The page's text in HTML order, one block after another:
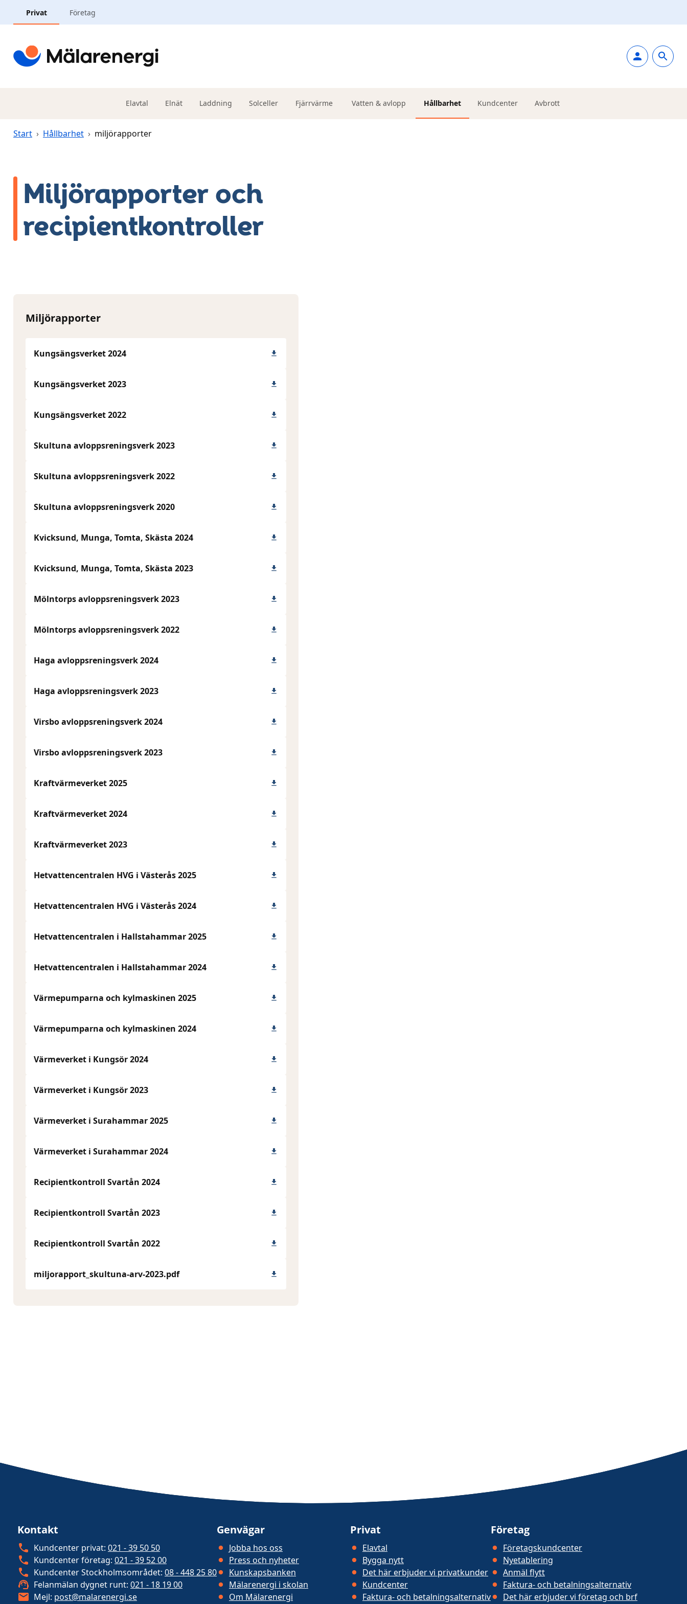
Privat Företag
Elavtal Elnät Laddning Solceller Fjärrvärme Vatten & avlopp Hållbarhet Kundcenter Avbrott
Start › Hållbarhet › miljörapporter
Miljörapporter och
recipientkontroller
Miljörapporter
Kungsängsverket 2024
Kungsängsverket 2023
Kungsängsverket 2022
Skultuna avloppsreningsverk 2023
Skultuna avloppsreningsverk 2022
Skultuna avloppsreningsverk 2020
Kvicksund, Munga, Tomta, Skästa 2024
Kvicksund, Munga, Tomta, Skästa 2023
Mölntorps avloppsreningsverk 2023
Mölntorps avloppsreningsverk 2022
Haga avloppsreningsverk 2024
Haga avloppsreningsverk 2023
Virsbo avloppsreningsverk 2024
Virsbo avloppsreningsverk 2023
Kraftvärmeverket 2025
Kraftvärmeverket 2024
Kraftvärmeverket 2023
Hetvattencentralen HVG i Västerås 2025
Hetvattencentralen HVG i Västerås 2024
Hetvattencentralen i Hallstahammar 2025
Hetvattencentralen i Hallstahammar 2024
Värmepumparna och kylmaskinen 2025
Värmepumparna och kylmaskinen 2024
Värmeverket i Kungsör 2024
Värmeverket i Kungsör 2023
Värmeverket i Surahammar 2025
Värmeverket i Surahammar 2024
Recipientkontroll Svartån 2024
Recipientkontroll Svartån 2023
Recipientkontroll Svartån 2022
miljorapport_skultuna-arv-2023.pdf
Kontakt
Kundcenter privat: 021 - 39 50 50
Kundcenter företag: 021 - 39 52 00
Kundcenter Stockholmsområdet: 08 - 448 25 80
Felanmälan dygnet runt: 021 - 18 19 00
Mejl: post@malarenergi.se
Genvägar
Jobba hos oss
Press och nyheter
Kunskapsbanken
Mälarenergi i skolan
Om Mälarenergi
Privat
Elavtal
Bygga nytt
Det här erbjuder vi privatkunder
Kundcenter
Faktura- och betalningsalternativ
Företag
Företagskundcenter
Nyetablering
Anmäl flytt
Faktura- och betalningsalternativ
Det här erbjuder vi företag och brf